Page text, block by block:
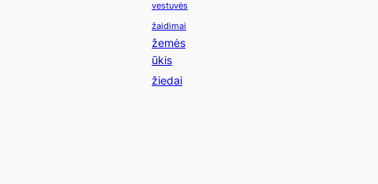
vestuvės
žaidimai
žemės
ūkis
žiedai